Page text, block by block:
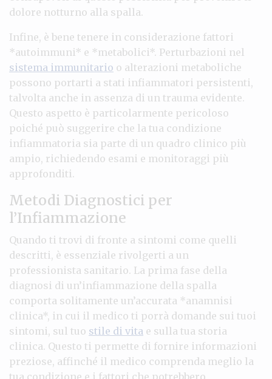
dolore notturno alla spalla.
Infine, è bene tenere in considerazione fattori
*autoimmuni* e *metabolici*. Perturbazioni nel
sistema immunitario o alterazioni metaboliche
possono portarti a stati infiammatori persistenti,
talvolta anche in assenza di un trauma evidente.
Questo aspetto è particolarmente pericoloso
poiché può suggerire che la tua condizione
infiammatoria sia parte di un quadro clinico più
ampio, richiedendo esami e monitoraggi più
approfonditi.
Metodi Diagnostici per
l’Infiammazione
Quando ti trovi di fronte a sintomi come quelli
descritti, è essenziale rivolgerti a un
professionista sanitario. La prima fase della
diagnosi di un’infiammazione della spalla
comporta solitamente un’accurata *anamnisi
clinica*, in cui il medico ti porrà domande sui tuoi
sintomi, sul tuo stile di vita e sulla tua storia
clinica. Questo ti permette di fornire informazioni
preziose, affinché il medico comprenda meglio la
tua condizione e i fattori che potrebbero